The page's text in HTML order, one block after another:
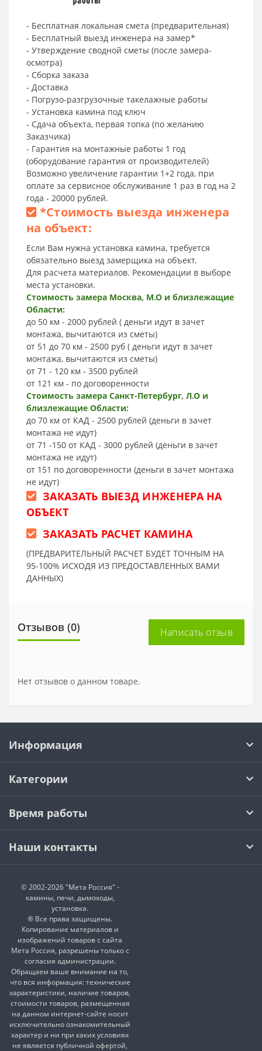
- Бесплатная локальная смета (предварительная)
- Бесплатный выезд инженера на замер*
- Утверждение сводной сметы (после замера-
осмотра)
- Сборка заказа
- Доставка
- Погрузо-разгрузочные такелажные работы
- Установка камина под ключ
- Сдача объекта, первая топка (по желанию
Заказчика)
- Гарантия на монтажные работы 1 год
(оборудование гарантия от производителей)
Возможно увеличение гарантии 1+2 года, при
оплате за сервисное обслуживание 1 раз в год на 2
года - 20000 рублей.
*Стоимость выезда инженера
на объект:
Если Вам нужна установка камина, требуется
обязательно выезд замерщика на объект.
Для расчета материалов. Рекомендации в выборе
места установки.
Стоимость замера Москва, М.О и близлежащие
Области:
до 50 км - 2000 рублей ( деньги идут в зачет
монтажа, вычитаются из сметы)
от 51 до 70 км - 2500 руб ( деньги идут в зачет
монтажа, вычитаются из сметы)
от 71 - 120 км - 3500 рублей
от 121 км - по договоренности
Стоимость замера Санкт-Петербург, Л.О и
близлежащие Области:
до 70 км от КАД - 2500 рублей (деньги в зачет
монтажа не идут)
от 71 -150 от КАД - 3000 рублей (деньги в зачет
монтажа не идут)
от 151 по договоренности (деньги в зачет монтажа
не идут)
ЗАКАЗАТЬ ВЫЕЗД ИНЖЕНЕРА НА
ОБЪЕКТ
ЗАКАЗАТЬ РАСЧЕТ КАМИНА
(ПРЕДВАРИТЕЛЬНЫЙ РАСЧЕТ БУДЕТ ТОЧНЫМ НА
95-100% ИСХОДЯ ИЗ ПРЕДОСТАВЛЕННЫХ ВАМИ
ДАННЫХ)
Отзывов (0) Написать отзыв
Нет отзывов о данном товаре.
Информация
Категории
Время работы
Наши контакты
© 2002-2026 "Мета Россия" -
камины, печи, дымоходы,
установка.
® Все права защищены.
Копирование материалов и
изображений товаров с сайта
Мета Россия, разрешены только с
согласия администрации.
Обращаем ваше внимание на то,
что вся информация: технические
характеристики, наличие товаров,
стоимости товаров, размещенная
на данном интернет-сайте носит
исключительно ознакомительный
характер и ни при каких условиях
не является публичной офертой,